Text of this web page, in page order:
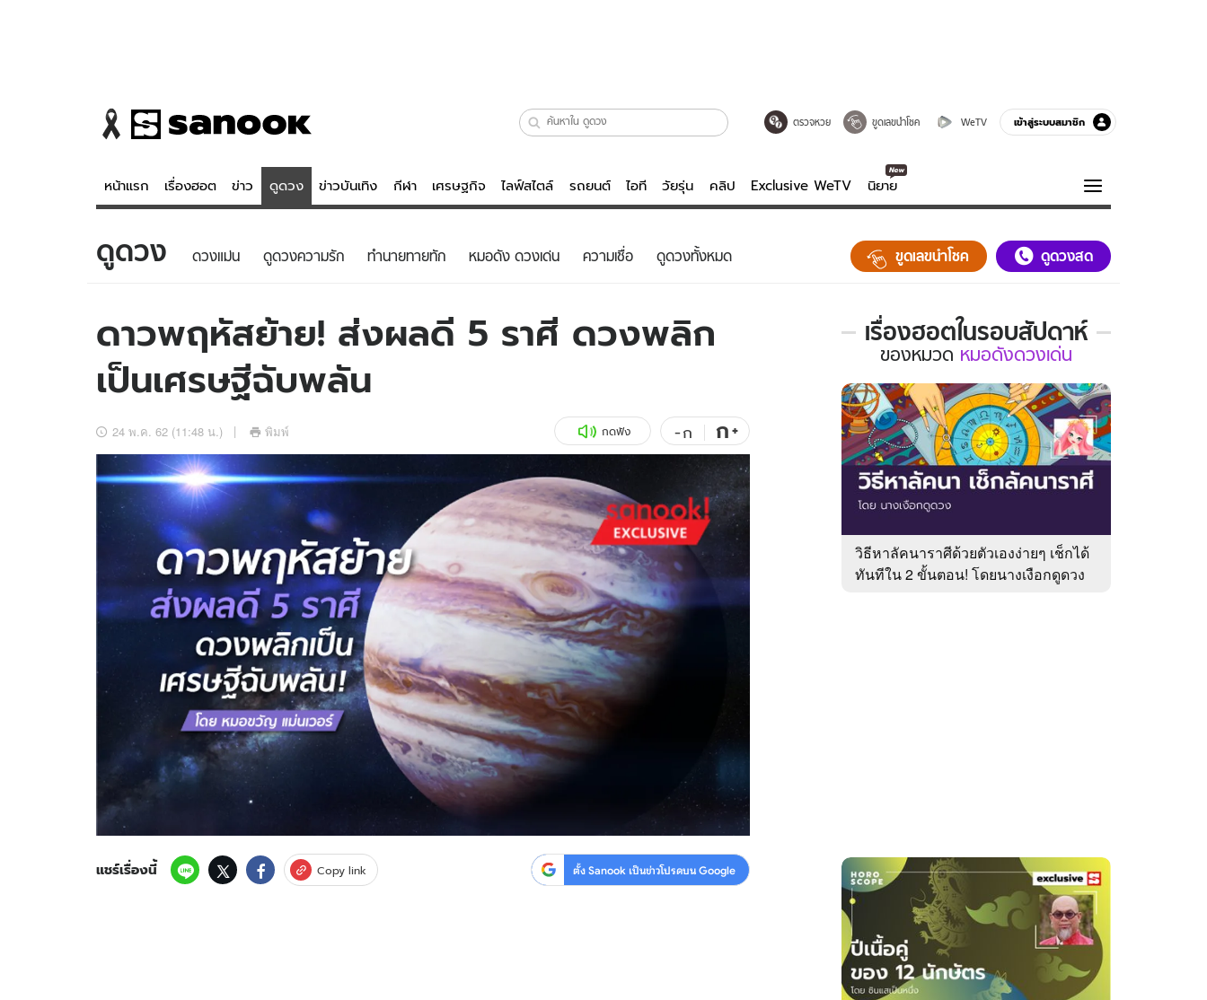
ตรวจหวย ขูดเลขนำโชค WeTV เข้าสู่ระบบสมาชิก
หน้าแรก เรื่องฮอต ข่าว ดูดวง ข่าวบันเทิง กีฬา เศรษฐกิจ ไลฟ์สไตล์ รถยนต์ ไอที วัยรุ่น คลิป Exclusive WeTV นิยาย
ข่าว
ข่าวบันเทิง
ข่าวกีฬา
ข่าวเศรษฐกิจ
อัปเดตจีน
เช็กข่าวชัวร์
ดูดวง - ตรวจหวย
สถิติหวยไทย
หวยลาว
ไลฟ์สไตล์
วัยรุ่น
สุขภาพ
เที่ยว-กิน
Tasteful Thailand
Sanook Choice
ดูทีวี
WeTV
Exclusive WeTV
นิยาย
ความรู้รอบตัว
ฮาวทู
ดาวน์โหลดสนุกแอปฟรี ติดตามสนุกโซเชียลได้ที่
บริษัท อิมเมจ ฟิวเจอร์ (ประเทศไทย) จำกัด
ดูดวง ดวงแม่น ดูดวงความรัก ทํานายทายทัก หมอดัง ดวงเด่น ความเชื่อ ดูดวงทั้งหมด ขูดเลขนำโชค ดูดวงสด
ดาวพฤหัสย้าย! ส่งผลดี 5 ราศี ดวงพลิก
เป็นเศรษฐีฉับพลัน
24 พ.ค. 62 (11:48 น.) พิมพ์ กดฟัง -ก ก+
แชร์เรื่องนี้ Copy link ตั้ง Sanook เป็นข่าวโปรดบน Google
เรื่องฮอตในรอบสัปดาห์
เรื่อง
ใน
รอบ
สัปดาห์
ของ
หมวด
หมอ
ดวง
ของหมวด หมอดังดวงเด่น
วิธีหาลัคนาราศีด้วยตัวเองง่ายๆ เช็กได้
ทันทีใน 2 ขั้นตอน! โดยนางเงือกดูดวง